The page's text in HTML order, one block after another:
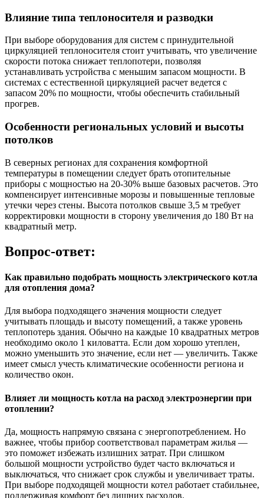
Влияние типа теплоносителя и разводки
При выборе оборудования для систем с принудительной
циркуляцией теплоносителя стоит учитывать, что увеличение
скорости потока снижает теплопотери, позволяя
устанавливать устройства с меньшим запасом мощности. В
системах с естественной циркуляцией расчет ведется с
запасом 20% по мощности, чтобы обеспечить стабильный
прогрев.
Особенности региональных условий и высоты
потолков
В северных регионах для сохранения комфортной
температуры в помещении следует брать отопительные
приборы с мощностью на 20-30% выше базовых расчетов. Это
компенсирует интенсивные морозы и повышенные тепловые
утечки через стены. Высота потолков свыше 3,5 м требует
корректировки мощности в сторону увеличения до 180 Вт на
квадратный метр.
Вопрос-ответ:
Как правильно подобрать мощность электрического котла
для отопления дома?
Для выбора подходящего значения мощности следует
учитывать площадь и высоту помещений, а также уровень
теплопотерь здания. Обычно на каждые 10 квадратных метров
необходимо около 1 киловатта. Если дом хорошо утеплен,
можно уменьшить это значение, если нет — увеличить. Также
имеет смысл учесть климатические особенности региона и
количество окон.
Влияет ли мощность котла на расход электроэнергии при
отоплении?
Да, мощность напрямую связана с энергопотреблением. Но
важнее, чтобы прибор соответствовал параметрам жилья —
это поможет избежать излишних затрат. При слишком
большой мощности устройство будет часто включаться и
выключаться, что снижает срок службы и увеличивает траты.
При выборе подходящей мощности котел работает стабильнее,
поддерживая комфорт без лишних расходов.